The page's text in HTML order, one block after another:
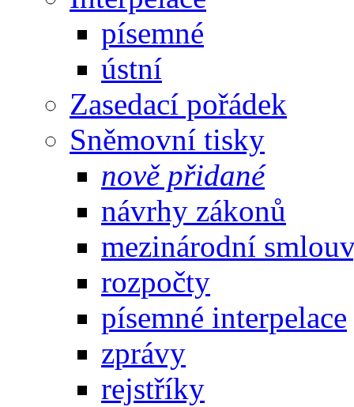
písemné
ústní
Zasedací pořádek
Sněmovní tisky
nově přidané
návrhy zákonů
mezinárodní
rozpočty
písemné interpelace
zprávy
rejstříky